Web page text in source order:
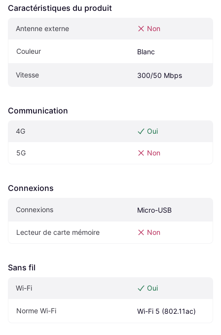
Caractéristiques du produit
Antenne externe Non
Couleur Blanc
Vitesse 300/50 Mbps
Communication
4G Oui
5G Non
Connexions
Connexions Micro-USB
Lecteur de carte mémoire Non
Sans fil
Wi-Fi Oui
Norme Wi-Fi Wi-Fi 5 (802.11ac)